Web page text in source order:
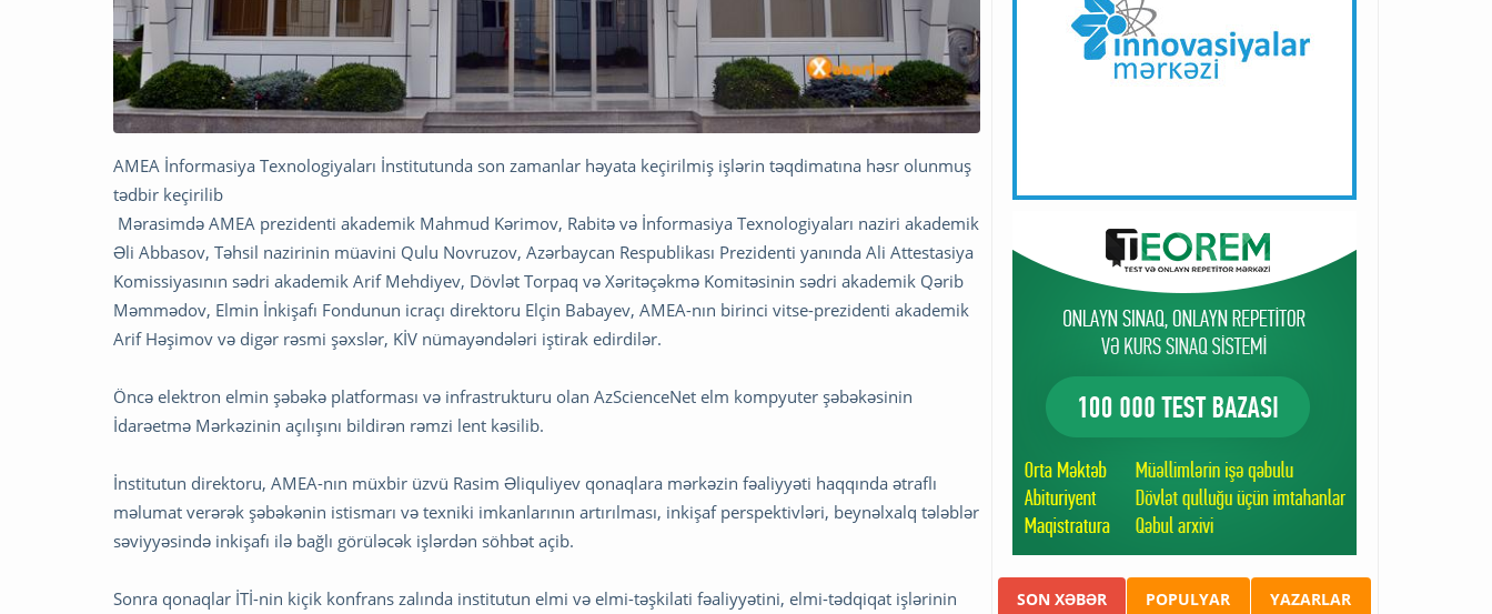
AMEA İnformasiya Texnologiyaları İnstitutunda son zamanlar həyata keçirilmiş işlərin təqdimatına həsr olunmuş
tədbir keçirilib
Mərasimdə AMEA prezidenti akademik Mahmud Kərimov, Rabitə və İnformasiya Texnologiyaları naziri akademik
Əli Abbasov, Təhsil nazirinin müavini Qulu Novruzov, Azərbaycan Respublikası Prezidenti yanında Ali Attestasiya
Komissiyasının sədri akademik Arif Mehdiyev, Dövlət Torpaq və Xəritəçəkmə Komitəsinin sədri akademik Qərib
Məmmədov, Elmin İnkişafı Fondunun icraçı direktoru Elçin Babayev, AMEA-nın birinci vitse-prezidenti akademik
Arif Həşimov və digər rəsmi şəxslər, KİV nümayəndələri iştirak edirdilər.
Öncə elektron elmin şəbəkə platforması və infrastrukturu olan AzScienceNet elm kompyuter şəbəkəsinin
İdarəetmə Mərkəzinin açılışını bildirən rəmzi lent kəsilib.
İnstitutun direktoru, AMEA-nın müxbir üzvü Rasim Əliquliyev qonaqlara mərkəzin fəaliyyəti haqqında ətraflı
məlumat verərək şəbəkənin istismarı və texniki imkanlarının artırılması, inkişaf perspektivləri, beynəlxalq tələblər
səviyyəsində inkişafı ilə bağlı görüləcək işlərdən söhbət açib.
Sonra qonaqlar İTİ-nin kiçik konfrans zalında institutun elmi və elmi-təşkilati fəaliyyətini, elmi-tədqiqat işlərinin
SON XƏBƏR POPULYAR YAZARLAR